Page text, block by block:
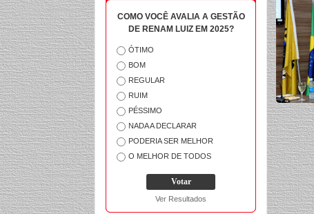
COMO VOCÊ AVALIA A GESTÃO
DE RENAM LUIZ EM 2025?
ÓTIMO
BOM
REGULAR
RUIM
PÉSSIMO
NADA A DECLARAR
PODERIA SER MELHOR
O MELHOR DE TODOS
Ver Resultados